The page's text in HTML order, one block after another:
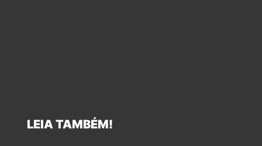
LEIA TAMBÉM!